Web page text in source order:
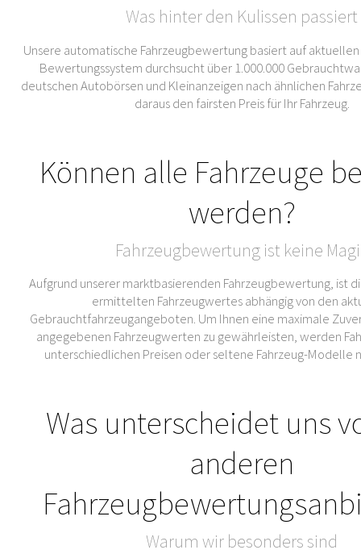
Was hinter den Kulissen passiert
Unsere automatische Fahrzeugbewertung basiert auf
Bewertungssystem durchsucht über 1.000.000
deutschen Autobörsen und Kleinanzeigen nach ähnlichen
daraus den fairsten Preis für Ihr Fahrzeug.
Können alle Fahrzeuge
werden?
Fahrzeugbewertung ist keine
Aufgrund unserer marktbasierenden Fahrzeugbewertung, ist
ermittelten Fahrzeugwertes abhängig von den
Gebrauchtfahrzeugangeboten. Um Ihnen eine maximale
angegebenen Fahrzeugwerten zu gewährleisten, werden
unterschiedlichen Preisen oder seltene Fahrzeug-
Was unterscheidet uns
anderen
Warum wir besonders sind